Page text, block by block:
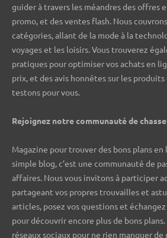
guider à travers les méandres des offres
promo, et des ventes flash. Nous
catégories, allant de la mode à la
voyages et les loisirs. Vous trouverez
pratiques pour optimiser vos achats en
prix, et des avis honnêtes sur les
testons pour vous.
Rejoignez notre communauté de
Magazine pour trouver des bons plans en
simple blog, c’est une communauté de
affaires. Nous vous invitons à participer
partageant vos propres trouvailles et
articles, posez vos questions et
pour découvrir encore plus de bons plans.
réseaux sociaux pour ne rien manquer de